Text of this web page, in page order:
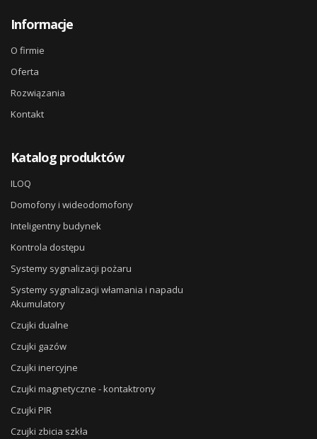
Informacje
O firmie
Oferta
Rozwiązania
Kontakt
Katalog produktów
ILOQ
Domofony i wideodomofony
Inteligentny budynek
Kontrola dostępu
Systemy sygnalizacji pożaru
Systemy sygnalizacji włamania i napadu
Akumulatory
Czujki dualne
Czujki gazów
Czujki inercyjne
Czujki magnetyczne - kontaktrony
Czujki PIR
Czujki zbicia szkła